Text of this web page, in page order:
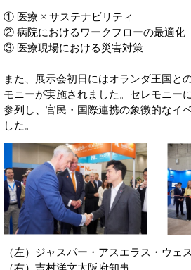
① 医療 × サステナビリティ
② 病院におけるワークフローの最適化
③ 医療現場における災害対策
また、展示会初日にはオランダ王国と
モニーが実施されました。セレモニー
参列し、官民・国際連携の象徴的なイ
した。
（左）ジャスパー・アスエラス・ウェ
（右）吉村洋文大阪府知事